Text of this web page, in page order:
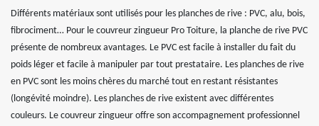
Différents matériaux sont utilisés pour les planches de rive : PVC, alu, bois,
fibrociment… Pour le couvreur zingueur Pro Toiture, la planche de rive PVC
présente de nombreux avantages. Le PVC est facile à installer du fait du
poids léger et facile à manipuler par tout prestataire. Les planches de rive
en PVC sont les moins chères du marché tout en restant résistantes
(longévité moindre). Les planches de rive existent avec différentes
couleurs. Le couvreur zingueur offre son accompagnement professionnel